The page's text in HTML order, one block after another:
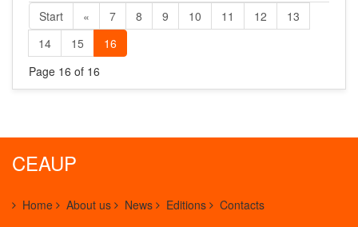
Start « 7 8 9 10 11 12
13
14
15
16
Page 16 of 16
CEAUP
Home About us News Editions Contacts